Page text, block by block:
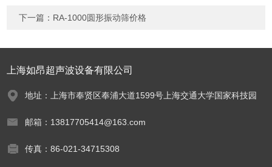
下一篇： RA-1000圆形振动筛价格
上海如昂超声波设备有限公司
地址：上海市奉贤区奉浦大道1599号上海交通大学国家科技园
邮箱：13817705414@163.com
传真：86-021-34715308